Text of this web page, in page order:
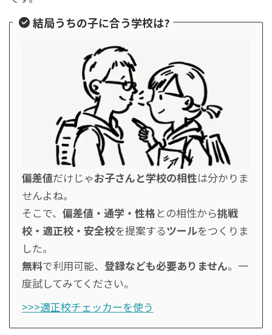
結局うちの子に合う学校は?
偏差値だけじゃお子さんと学校の相性は分かりま
せんよね。
そこで、 偏差値・通学・性格との相性から挑戦
校・適正校・安全校を提案するツールをつくりま
した。
無料で利用可能、 登録なども必要ありません。一
度試してみてください。
>>>適正校チェッカーを使う